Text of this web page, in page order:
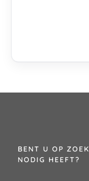
BENT U OP
NODIG HEEFT?